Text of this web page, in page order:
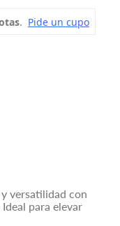
versatilidad con
para elevar